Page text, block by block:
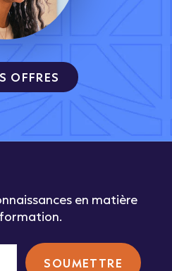
OFFRES
en matière